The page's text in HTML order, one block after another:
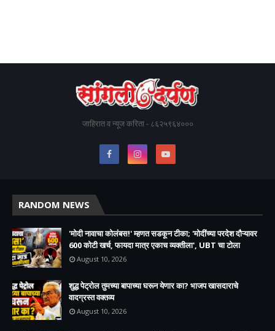
जाहिरात व न्यूज करिता - ८६२५९६४०००
RANDOM NEWS
'मोदी नावाचा कोलंबस!' म्हणत सडकून टीका; 'मोदींच्या परदेश दौऱ्यावर
600 कोटी खर्च, फायदा मात्र एकाच व्यक्तीला', UBT चा टोला
August 10, 2026
शुद्ध पेट्रोल तुमच्या बापाच्या घरून येणार का? भाजप खासदाराचे
वादग्रस्त वक्तव्य
August 10, 2026